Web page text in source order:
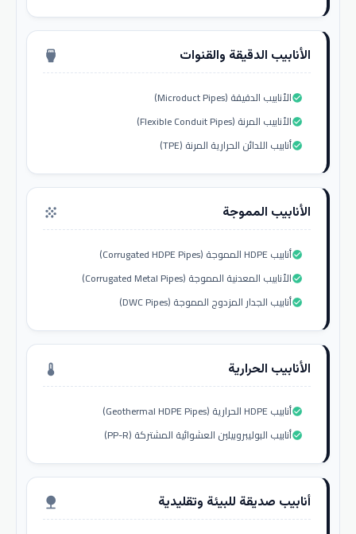
الأنابيب الدقيقة والقنوات settings_input_hdmi
الأنابيب الدقيقة (Microduct Pipes)check_circle
الأنابيب المرنة (Flexible Conduit Pipes)check_circle
أنابيب اللدائن الحرارية المرنة (TPE)check_circle
الأنابيب المموجة grain
أنابيب HDPE المموجة (Corrugated HDPE Pipes)check_circle
الأنابيب المعدنية المموجة (Corrugated Metal Pipes)check_circle
أنابيب الجدار المزدوج المموجة (DWC Pipes)check_circle
الأنابيب الحرارية thermostat
أنابيب HDPE الحرارية (Geothermal HDPE Pipes)check_circle
أنابيب البوليبروبيلين العشوائية المشتركة (PP-R)check_circle
أنابيب صديقة للبيئة وتقليدية nature